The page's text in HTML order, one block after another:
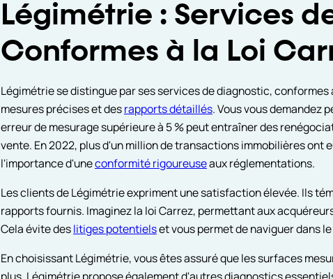
Légimétrie : Services
Conformes à la Loi
Légimétrie se distingue par ses services de diagnostic,
mesures précises et desrapports détaillés. Vous vous demandez
erreur de mesurage supérieure à 5 % peut entraîner des
vente. En 2022, plus d'un million de transactions immobilières ont
l'importance d'uneconformité rigoureuseaux réglementations.
Les clients de Légimétrie expriment une satisfaction élevée. Ils
rapports fournis. Imaginez la loi Carrez, permettant aux
Cela évite deslitiges potentielset vous permet de naviguer dans
En choisissant Légimétrie, vous êtes assuré que les surfaces
plus, Légimétrie propose également d'autres diagnostics